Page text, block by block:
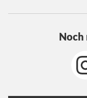
Noch